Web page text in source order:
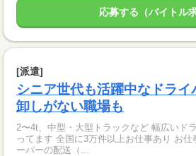
応募する（バイトル求
[派遣]
シニア世代も活躍中なドラ
卸しがない職場も
2〜4t、中型・大型トラックなど 幅広いド
ってます 全国に3万件以上お仕事あり お
ーパーの配送（...